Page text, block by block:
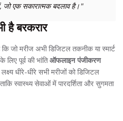
जो एक सकारात्मक बदलाव है।"
है बरकरार
जो मरीज अभी डिजिटल तकनीक या स्मार्ट
पूर्व की भांतिऑफलाइन पंजीकरण
धीरे-धीरे सभी मरीजों को डिजिटल
स्वास्थ्य सेवाओं में पारदर्शिता और सुगमता